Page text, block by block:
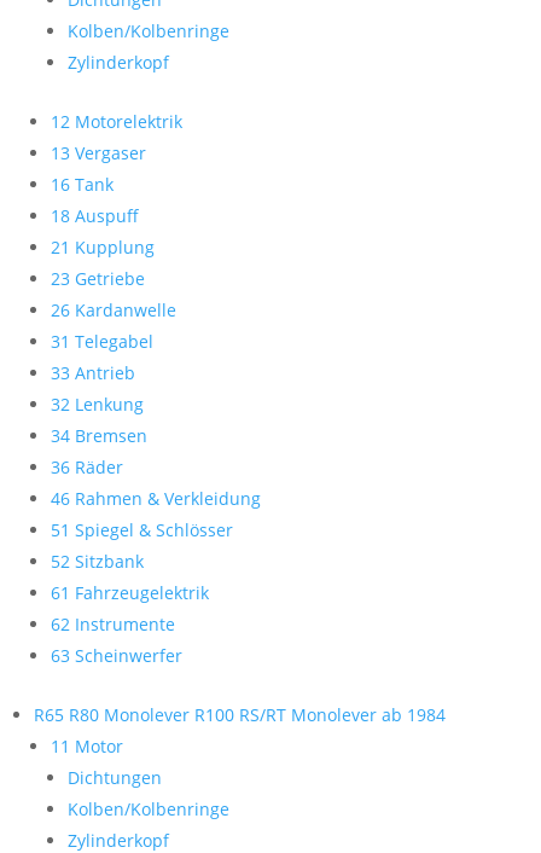
Kolben/Kolbenringe
Zylinderkopf
12 Motorelektrik
13 Vergaser
16 Tank
18 Auspuff
21 Kupplung
23 Getriebe
26 Kardanwelle
31 Telegabel
33 Antrieb
32 Lenkung
34 Bremsen
36 Räder
46 Rahmen & Verkleidung
51 Spiegel & Schlösser
52 Sitzbank
61 Fahrzeugelektrik
62 Instrumente
63 Scheinwerfer
R65 R80 Monolever R100 RS/RT Monolever ab 1984
11 Motor
Dichtungen
Kolben/Kolbenringe
Zylinderkopf